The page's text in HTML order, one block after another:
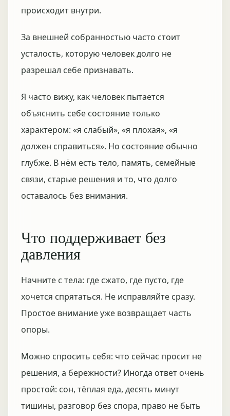
происходит внутри.
За внешней собранностью часто стоит
усталость, которую человек долго не
разрешал себе признавать.
Я часто вижу, как человек пытается
объяснить себе состояние только
характером: «я слабый», «я плохая», «я
должен справиться». Но состояние обычно
глубже. В нём есть тело, память, семейные
связи, старые решения и то, что долго
оставалось без внимания.
Что поддерживает без
давления
Начните с тела: где сжато, где пусто, где
хочется спрятаться. Не исправляйте сразу.
Простое внимание уже возвращает часть
опоры.
Можно спросить себя: что сейчас просит не
решения, а бережности? Иногда ответ очень
простой: сон, тёплая еда, десять минут
тишины, разговор без спора, право не быть